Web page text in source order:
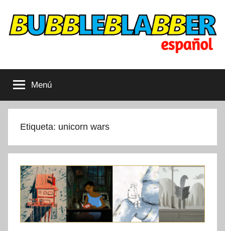
contenido
Bubbleblabber
LATAM
cubiertosMenú
Etiqueta: unicorn wars